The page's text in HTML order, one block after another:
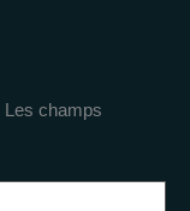
Les champs